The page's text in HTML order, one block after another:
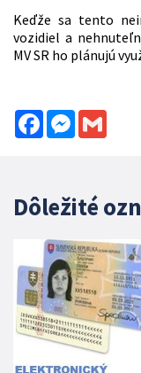
Keďže sa tento
vozidiel a
MV SR ho plánujú
FacebookMessenger
Dôležité